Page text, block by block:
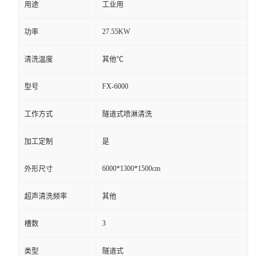
用途 工业用
功率 27.55KW
清洗温度 其他℃
型号 FX-6000
工作方式 隧道式喷淋清洗
加工定制 是
外形尺寸 6000*1300*1500cm
超声清洗频率 其他
槽数 3
类型 隧道式